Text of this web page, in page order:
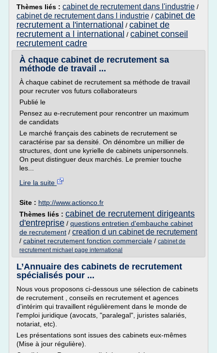
Thèmes liés : cabinet de recrutement dans l'industrie /
cabinet de recrutement dans l industrie / cabinet de
recrutement a l'international / cabinet de
recrutement a l international / cabinet conseil
recrutement cadre
À chaque cabinet de recrutement sa
méthode de travail ...
À chaque cabinet de recrutement sa méthode de travail
pour recruter vos futurs collaborateurs
Publié le
Pensez au e-recrutement pour rencontrer un maximum
de candidats
Le marché français des cabinets de recrutement se
caractérise par sa densité. On dénombre un millier de
structures, dont une kyrielle de cabinets unipersonnels.
On peut distinguer deux marchés. Le premier touche
les...
Lire la suite
Site : http://www.actionco.fr
Thèmes liés : cabinet de recrutement dirigeants
d'entreprise / questions entretien d'embauche cabinet
de recrutement / creation d un cabinet de recrutement
/ cabinet recrutement fonction commerciale / cabinet de
recrutement michael page international
L’Annuaire des cabinets de recrutement
spécialisés pour ...
Nous vous proposons ci-dessous une sélection de cabinets
de recrutement , conseils en recrutement et agences
d'intérim qui travaillent régulièrement dans le monde de
l'emploi juridique (avocats, "paralegal", juristes salariés,
notariat, etc).
Les présentations sont issues des cabinets eux-mêmes
(Mise à jour régulière).